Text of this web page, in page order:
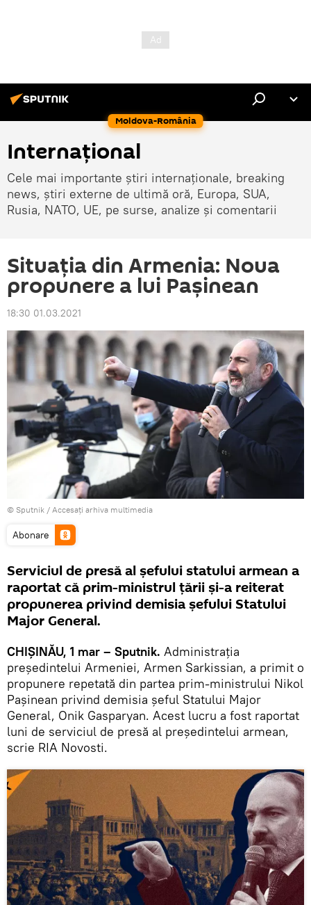
Moldova-România
Internaţional
Cele mai importante știri internaționale, breaking
news, știri externe de ultimă oră, Europa, SUA,
Rusia, NATO, UE, pe surse, analize și comentarii
Situația din Armenia: Noua
propunere a lui Pașinean
18:30 01.03.2021
© Sputnik / Accesați arhiva multimedia
Abonare
Serviciul de presă al șefului statului armean a
raportat că prim-ministrul țării și-a reiterat
propunerea privind demisia șefului Statului
Major General.
CHIȘINĂU, 1 mar – Sputnik. Administrația
președintelui Armeniei, Armen Sarkissian, a primit o
propunere repetată din partea prim-ministrului Nikol
Pașinean privind demisia șeful Statului Major
General, Onik Gasparyan. Acest lucru a fost raportat
luni de serviciul de presă al președintelui armean,
scrie RIA Novosti.